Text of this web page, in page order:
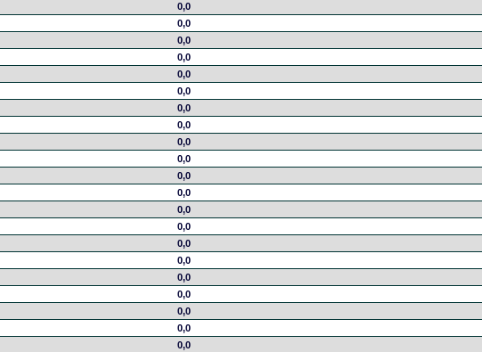
0,0
0,0
0,0
0,0
0,0
0,0
0,0
0,0
0,0
0,0
0,0
0,0
0,0
0,0
0,0
0,0
0,0
0,0
0,0
0,0
0,0